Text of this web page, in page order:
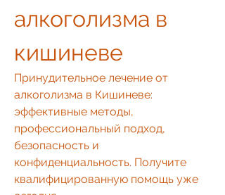
алкоголизма в
кишиневе
Принудительное лечение от
алкоголизма в Кишиневе:
эффективные методы,
профессиональный подход,
безопасность и
конфиденциальность. Получите
квалифицированную помощь уже